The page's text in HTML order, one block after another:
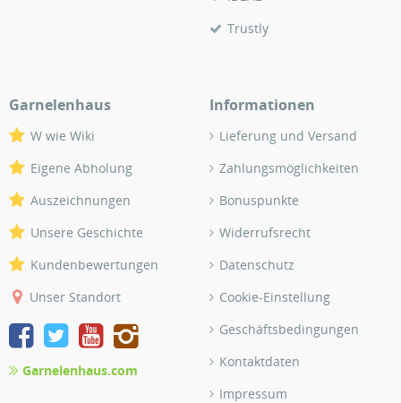
Trustly
Garnelenhaus
W wie Wiki
Eigene Abholung
Auszeichnungen
Unsere Geschichte
Kundenbewertungen
Unser Standort
Garnelenhaus.com
Informationen
Lieferung und Versand
Zahlungsmöglichkeiten
Bonuspunkte
Widerrufsrecht
Datenschutz
Cookie-Einstellung
Geschäftsbedingungen
Kontaktdaten
Impressum